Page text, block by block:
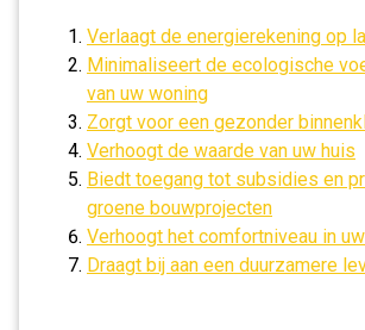
Verlaagt de energierekening op
Minimaliseert de ecologische
van uw woning
Zorgt voor een gezonder
Verhoogt de waarde van uw huis
Biedt toegang tot subsidies en
groene bouwprojecten
Verhoogt het comfortniveau in
Draagt bij aan een duurzamere